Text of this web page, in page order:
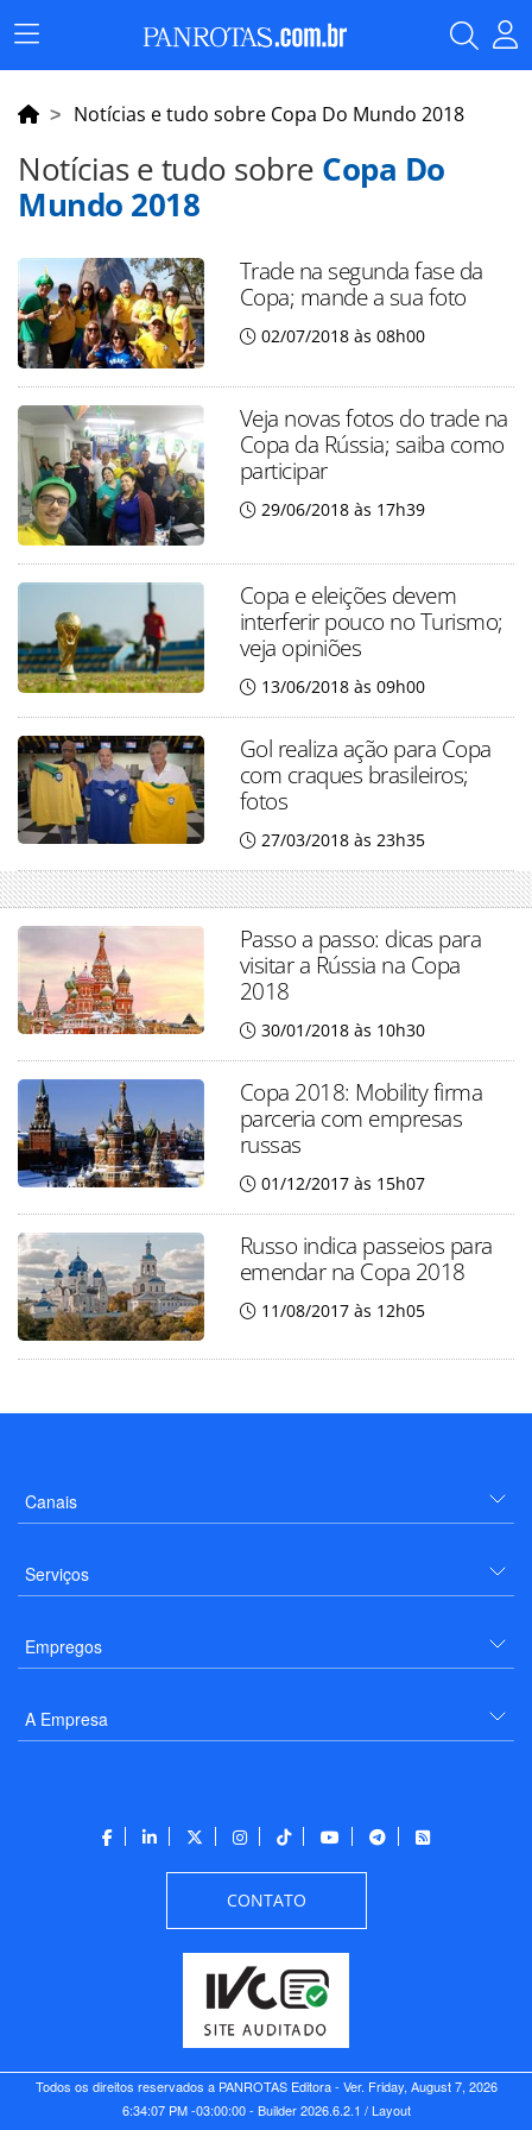
Menu
Principal
Notícias e tudo sobre Copa Do Mundo 2018
Notícias e tudo sobre Copa Do
Mundo 2018
Trade na segunda fase da
Copa; mande a sua foto
02/07/2018 às 08h00
Veja novas fotos do trade na
Copa da Rússia; saiba como
participar
29/06/2018 às 17h39
Copa e eleições devem
interferir pouco no Turismo;
veja opiniões
13/06/2018 às 09h00
Gol realiza ação para Copa
com craques brasileiros;
fotos
27/03/2018 às 23h35
Passo a passo: dicas para
visitar a Rússia na Copa
2018
30/01/2018 às 10h30
Copa 2018: Mobility firma
parceria com empresas
russas
01/12/2017 às 15h07
Russo indica passeios para
emendar na Copa 2018
11/08/2017 às 12h05
Canais
Serviços
Empregos
A Empresa
CONTATO
Todos os direitos reservados a PANROTAS Editora - Ver. Friday, August 7, 2026
6:34:07 PM -03:00:00 - Builder 2026.6.2.1 / Layout